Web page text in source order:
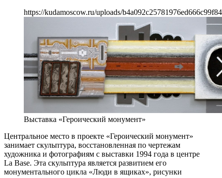
https://kudamoscow.ru/uploads/
Выставка «Героический монумент»
Центральное место в проекте «Героический монумент»
занимает скульптура, восстановленная по чертежам
художника и фотографиям с выставки 1994 года в центре
La Base. Эта скульптура является развитием его
монументального цикла «Люди в ящиках», рисунки